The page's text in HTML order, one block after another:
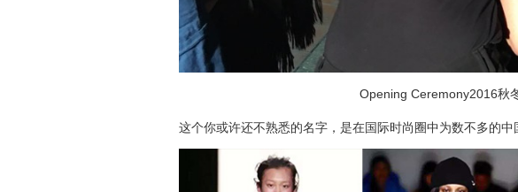
Opening Ceremony2016秋
这个你或许还不熟悉的名字，是在国际时尚圈中为数不多的